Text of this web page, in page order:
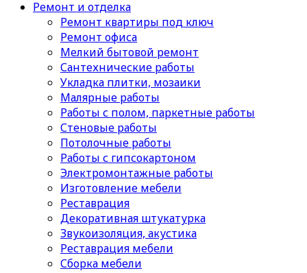
Ремонт и отделка
Ремонт квартиры под ключ
Ремонт офиса
Мелкий бытовой ремонт
Сантехнические работы
Укладка плитки, мозаики
Малярные работы
Работы с полом, паркетные работы
Стеновые работы
Потолочные работы
Работы с гипсокартоном
Электромонтажные работы
Изготовление мебели
Реставрация
Декоративная штукатурка
Звукоизоляция, акустика
Реставрация мебели
Сборка мебели